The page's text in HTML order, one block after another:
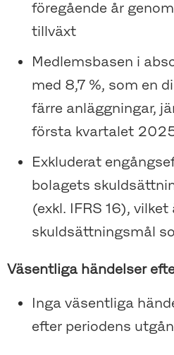
föregående år
tillväxt
Medlemsbasen i
med 8,7 %, som en
färre anläggningar,
första kvartalet
Exkluderat
bolagets
(exkl. IFRS 16),
skuldsättningsmål
Väsentliga händelser
Inga väsentliga
efter periodens